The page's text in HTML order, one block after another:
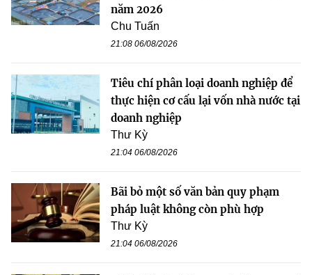
năm 2026
Chu Tuấn
21:08 06/08/2026
Tiêu chí phân loại doanh nghiệp để
thực hiện cơ cấu lại vốn nhà nước tại
doanh nghiệp
Thư Kỳ
21:04 06/08/2026
Bãi bỏ một số văn bản quy phạm
pháp luật không còn phù hợp
Thư Kỳ
21:04 06/08/2026